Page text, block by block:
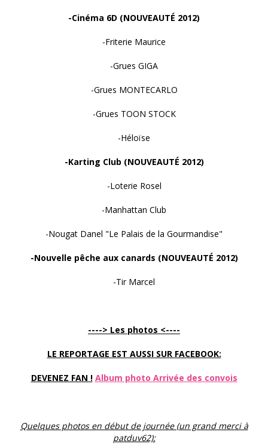
-Cinéma 6D (NOUVEAUTÉ 2012)
-Friterie Maurice
-Grues GIGA
-Grues MONTECARLO
-Grues TOON STOCK
-Héloïse
-Karting Club (NOUVEAUTÉ 2012)
-Loterie Rosel
-Manhattan Club
-Nougat Danel "Le Palais de la Gourmandise"
-Nouvelle pêche aux canards (NOUVEAUTÉ 2012)
-Tir Marcel
----> Les photos <----
LE REPORTAGE EST AUSSI SUR FACEBOOK:
DEVENEZ FAN ! Album photo Arrivée des convois
Quelques photos en début de journée (un grand merci à
patduv62):